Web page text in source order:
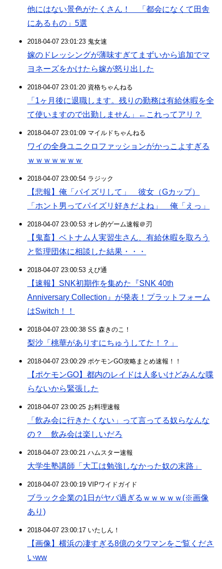
他にはない景色がたくさん！ 「都会になくて田舎
にあるもの」5選
2018-04-07 23:01:23 鬼女速
嫁のドレッシングが薄味すぎてまずいから追加でマ
ヨネーズをかけたら嫁が怒り出した
2018-04-07 23:01:20 資格ちゃんねる
「1ヶ月後に退職します。残りの勤務は有給休暇を全
て使いますので出勤しません」←これってアリ？
2018-04-07 23:01:09 マイルドちゃんねる
ワイの全身ユニクロファッションがかっこよすぎる
ｗｗｗｗｗｗｗ
2018-04-07 23:00:54 ラジック
【悲報】俺「パイズリして」 彼女（Gカップ）
「ホント男ってパイズリ好きだよね」 俺「えっ」
2018-04-07 23:00:53 オレ的ゲーム速報＠刃
【鬼畜】ベトナム人実習生さん、有給休暇を取ろう
と監理団体に相談した結果・・・
2018-04-07 23:00:53 えび通
【速報】SNK初期作を集めた『SNK 40th
Anniversary Collection』が発表！プラットフォーム
はSwitch！！
2018-04-07 23:00:38 SS 森きのこ！
梨沙「桃華がありすにちゅうしてた！？」
2018-04-07 23:00:29 ポケモンGO攻略まとめ速報！！
【ポケモンGO】都内のレイドは人多いけどみんな喋
らないから緊張した
2018-04-07 23:00:25 お料理速報
「飲み会に行きたくない」って言ってる奴らなんな
の？ 飲み会は楽しいだろ
2018-04-07 23:00:21 ハムスター速報
大学生塾講師「大工は勉強しなかった奴の末路」
2018-04-07 23:00:19 VIPワイドガイド
ブラック企業の1日がヤバ過ぎるｗｗｗｗｗ(※画像
あり)
2018-04-07 23:00:17 いたしん！
【画像】横浜の凄すぎる8億のタワマンをご覧くださ
いww